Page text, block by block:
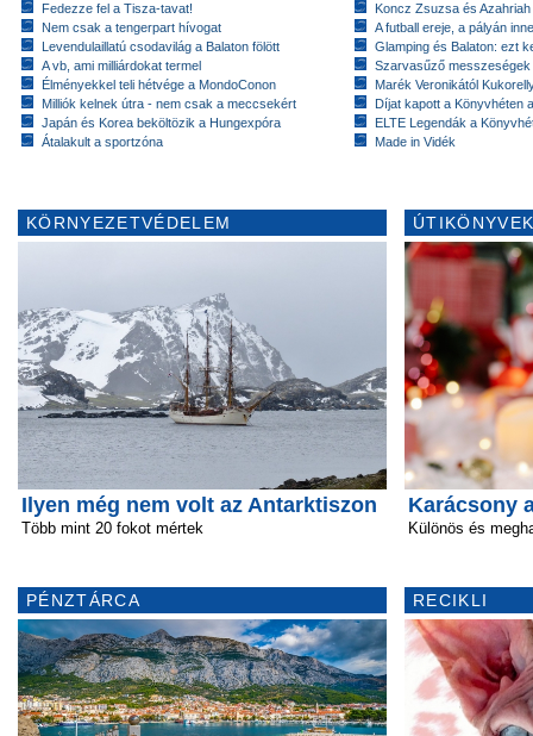
Fedezze fel a Tisza-tavat!
Nem csak a tengerpart hívogat
Levendulaillatú csodavilág a Balaton fölött
A vb, ami milliárdokat termel
Élményekkel teli hétvége a MondoConon
Milliók kelnek útra - nem csak a meccsekért
Japán és Korea beköltözik a Hungexpóra
Átalakult a sportzóna
Koncz Zsuzsa és
A futball ereje, a pályán
Glamping és Balaton: ezt
Szarvasűző messzeségek
Marék Veronikától
Díjat kapott a Könyvhéten
ELTE Legendák a
Made in Vidék
KÖRNYEZETVÉDELEM
Ilyen még nem volt az Antarktiszon
Több mint 20 fokot mértek
PÉNZTÁRCA
Karácsony
Különös és
RECIKLI